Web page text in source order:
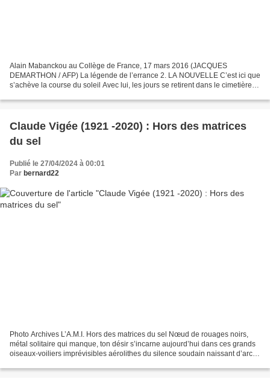
Alain Mabanckou au Collège de France, 17 mars 2016 (JACQUES
DEMARTHON / AFP) La légende de l’errance 2. LA NOUVELLE C’est ici que
s’achève la course du soleil Avec lui, les jours se retirent dans le cimetière
Claude Vigée (1921 -2020) : Hors des matrices
du sel
Publié le 27/04/2024 à 00:01
Par bernard22
Photo Archives L’A.M.I. Hors des matrices du sel Nœud de rouages noirs,
métal solitaire qui manque, ton désir s’incarne aujourd’hui dans ces grands
oiseaux-voiliers imprévisibles aérolithes du silence soudain naissant d’arcs